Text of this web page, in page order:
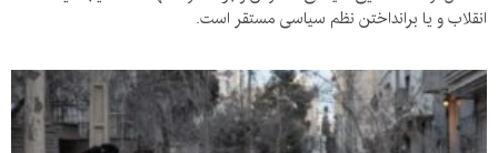
انقلاب و یا برانداختن نظم سیاسی مستقر است.